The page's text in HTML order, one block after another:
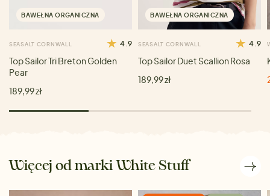
BAWEŁNA ORGANICZNA
SEASALT CORNWALL 4.9
Top Sailor Tri Breton Golden
Pear
189,99 zł
BAWEŁNA ORGANICZNA
SEASALT CORNWALL 4.9
Top Sailor Duet Scallion Rosa
189,99 zł
Więcej od marki White Stuff